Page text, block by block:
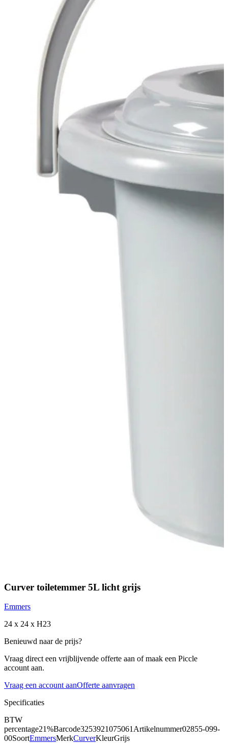
Curver toiletemmer 5L licht grijs
Emmers
24 x 24 x H23
Benieuwd naar de prijs?
Vraag direct een vrijblijvende offerte aan of maak een Piccle
account aan.
Vraag een account aanOfferte aanvragen
Specificaties
BTW
percentage21%Barcode3253921075061Artikelnummer02855-099-
00SoortEmmersMerkCurverKleurGrijs